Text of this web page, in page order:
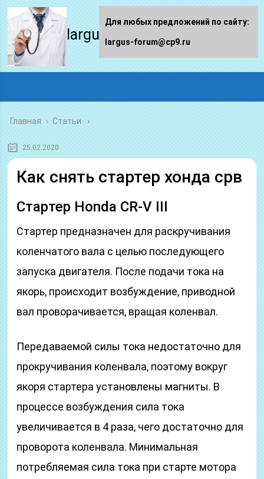
largus-forum.ru
Главная › Статьи
25.02.2020
Как снять стартер хонда срв
Стартер Honda CR-V III
Стартер предназначен для раскручивания
коленчатого вала с целью последующего
запуска двигателя. После подачи тока на
якорь, происходит возбуждение, приводной
вал проворачивается, вращая коленвал.
Передаваемой силы тока недостаточно для
прокручивания коленвала, поэтому вокруг
якоря стартера установлены магниты. В
процессе возбуждения сила тока
увеличивается в 4 раза, чего достаточно для
проворота коленвала. Минимальная
потребляемая сила тока при старте мотора
Для любых предложений по сайту:
largus-forum@cp9.ru